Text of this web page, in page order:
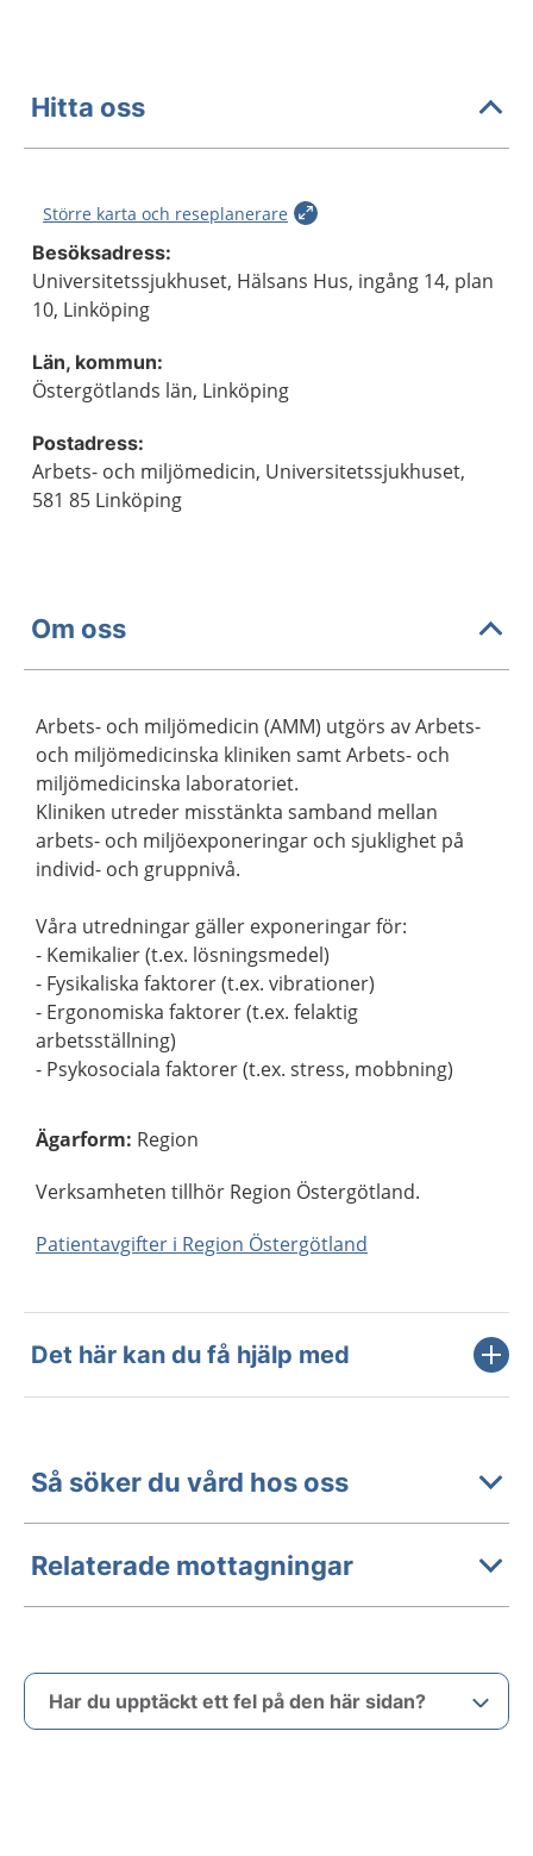
Hitta oss
Större karta och reseplanerare
Besöksadress:
Universitetssjukhuset, Hälsans Hus, ingång 14, plan
10, Linköping
Län, kommun:
Östergötlands län, Linköping
Postadress:
Arbets- och miljömedicin, Universitetssjukhuset,
581 85 Linköping
Om oss
Arbets- och miljömedicin (AMM) utgörs av Arbets-
och miljömedicinska kliniken samt Arbets- och
miljömedicinska laboratoriet.
Kliniken utreder misstänkta samband mellan
arbets- och miljöexponeringar och sjuklighet på
individ- och gruppnivå.
Våra utredningar gäller exponeringar för:
- Kemikalier (t.ex. lösningsmedel)
- Fysikaliska faktorer (t.ex. vibrationer)
- Ergonomiska faktorer (t.ex. felaktig
arbetsställning)
- Psykosociala faktorer (t.ex. stress, mobbning)
Ägarform: Region
Verksamheten tillhör Region Östergötland.
Patientavgifter i Region Östergötland
Det här kan du få hjälp med
Så söker du vård hos oss
Relaterade mottagningar
Har du upptäckt ett fel på den här sidan?